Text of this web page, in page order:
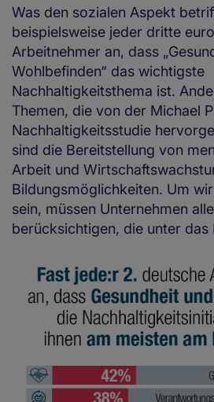
Was den sozialen Aspekt
beispielsweise jeder dritte
Arbeitnehmer an, dass
Wohlbefinden“ das wichtigste
Nachhaltigkeitsthema ist.
Themen, die von der Michael
Nachhaltigkeitsstudie
sind die Bereitstellung von
Arbeit und
Bildungsmöglichkeiten. Um
sein, müssen Unternehmen
berücksichtigen, die unter das